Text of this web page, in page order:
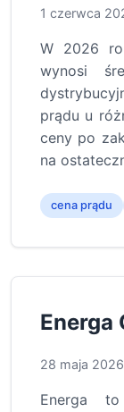
1 czerwca
W 2026
wynosi
prądu u
ceny po
na
cena prądu
Energa
28 maja 2026
Energa